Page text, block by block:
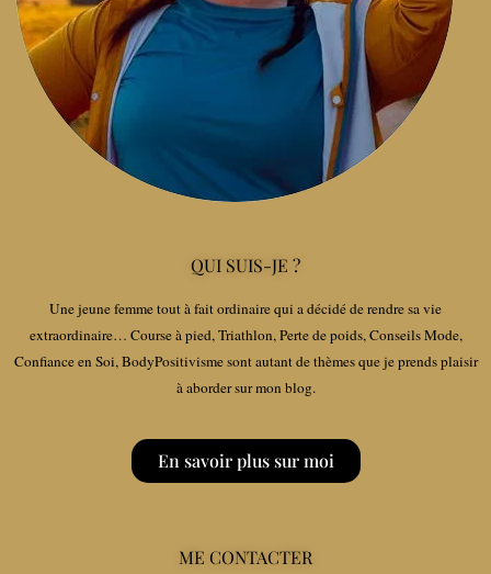
QUI SUIS-JE ?
Une jeune femme tout à fait ordinaire qui a décidé de rendre sa vie
extraordinaire… Course à pied, Triathlon, Perte de poids, Conseils Mode,
Confiance en Soi, BodyPositivisme sont autant de thèmes que je prends plaisir
à aborder sur mon blog.
En savoir plus sur moi
ME CONTACTER